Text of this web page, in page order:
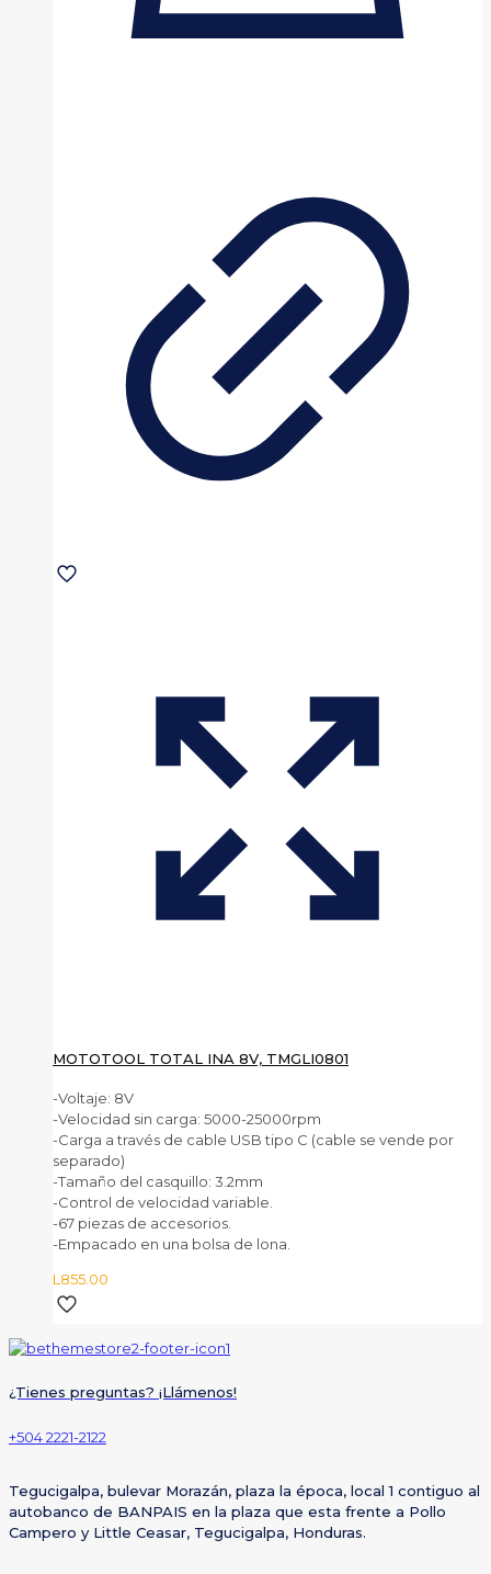
MOTOTOOL TOTAL INA 8V, TMGLI0801
-Voltaje: 8V
-Velocidad sin carga: 5000-25000rpm
-Carga a través de cable USB tipo C (cable se vende por
separado)
-Tamaño del casquillo: 3.2mm
-Control de velocidad variable.
-67 piezas de accesorios.
-Empacado en una bolsa de lona.
L 855.00
¿Tienes preguntas? ¡Llámenos!
+504 2221-2122
Tegucigalpa, bulevar Morazán, plaza la época, local 1 contiguo al
autobanco de BANPAIS en la plaza que esta frente a Pollo
Campero y Little Ceasar, Tegucigalpa, Honduras.